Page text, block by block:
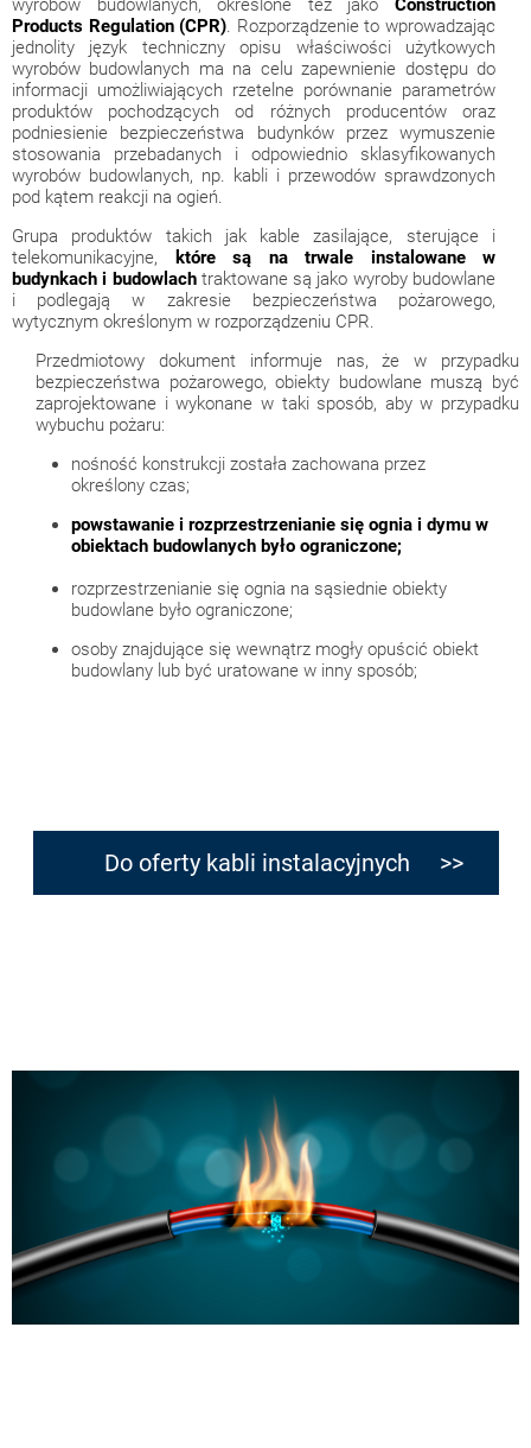
wyrobów budowlanych, określone też jako Construction
Products Regulation (CPR). Rozporządzenie to wprowadzając
jednolity język techniczny opisu właściwości użytkowych
wyrobów budowlanych ma na celu zapewnienie dostępu do
informacji umożliwiających rzetelne porównanie parametrów
produktów pochodzących od różnych producentów oraz
podniesienie bezpieczeństwa budynków przez wymuszenie
stosowania przebadanych i odpowiednio sklasyfikowanych
wyrobów budowlanych, np. kabli i przewodów sprawdzonych
pod kątem reakcji na ogień.
Grupa produktów takich jak kable zasilające, sterujące i
telekomunikacyjne,
które są na trwale instalowane w
budynkach i budowlachtraktowane są jako wyroby budowlane
i podlegają w zakresie bezpieczeństwa pożarowego,
wytycznym określonym w rozporządzeniu CPR.
Przedmiotowy dokument informuje nas, że w przypadku
bezpieczeństwa pożarowego, obiekty budowlane muszą być
zaprojektowane i wykonane w taki sposób, aby w przypadku
wybuchu pożaru:
nośność konstrukcji została zachowana przez
określony czas;
powstawanie i rozprzestrzenianie się ognia i dymu w
obiektach budowlanych było ograniczone;
rozprzestrzenianie się ognia na sąsiednie obiekty
budowlane było ograniczone;
osoby znajdujące się wewnątrz mogły opuścić obiekt
budowlany lub być uratowane w inny sposób;
Do oferty kabli instalacyjnych >>